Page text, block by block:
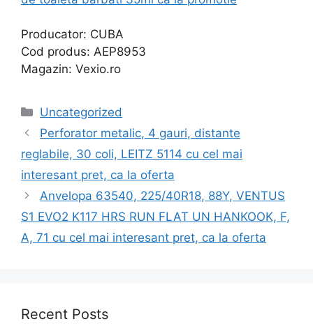
Producator: CUBA
Cod produs: AEP8953
Magazin: Vexio.ro
Categories
Uncategorized
Perforator metalic, 4 gauri, distante
reglabile, 30 coli, LEITZ 5114 cu cel mai
interesant pret, ca la oferta
Anvelopa 63540, 225/40R18, 88Y, VENTUS
S1 EVO2 K117 HRS RUN FLAT UN HANKOOK, F,
A, 71 cu cel mai interesant pret, ca la oferta
Recent Posts